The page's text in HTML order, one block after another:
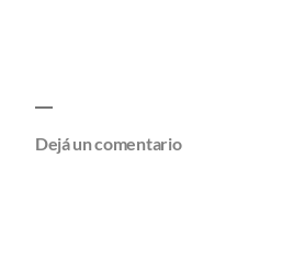
Dejá un comentario